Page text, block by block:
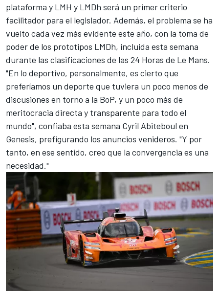
plataforma y LMH y LMDh será un primer criterio
facilitador para el legislador. Además, el problema se ha
vuelto cada vez más evidente este año, con la toma de
poder de los prototipos LMDh, incluida esta semana
durante las clasificaciones de las 24 Horas de Le Mans.
"En lo deportivo, personalmente, es cierto que
preferíamos un deporte que tuviera un poco menos de
discusiones en torno a la BoP, y un poco más de
meritocracia directa y transparente para todo el
mundo", confiaba esta semana Cyril Abiteboul en
Genesis, prefigurando los anuncios venideros. "Y por
tanto, en ese sentido, creo que la convergencia es una
necesidad."